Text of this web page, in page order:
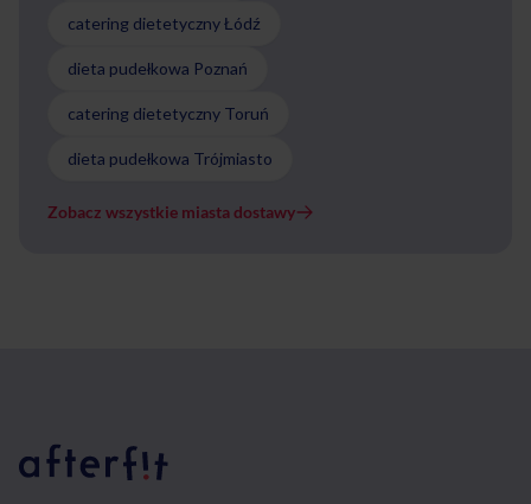
catering dietetyczny Łódź
dieta pudełkowa Poznań
catering dietetyczny Toruń
dieta pudełkowa Trójmiasto
Zobacz wszystkie miasta dostawy